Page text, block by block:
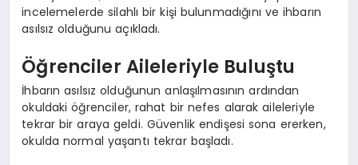
incelemelerde silahlı bir kişi bulunmadığını ve ihbarın
asılsız olduğunu açıkladı.
Öğrenciler Aileleriyle Buluştu
İhbarın asılsız olduğunun anlaşılmasının ardından
okuldaki öğrenciler, rahat bir nefes alarak aileleriyle
tekrar bir araya geldi. Güvenlik endişesi sona ererken,
okulda normal yaşantı tekrar başladı.